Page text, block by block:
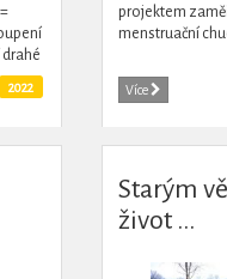
2022
projektem
menstruační
Více
Starým
život ...